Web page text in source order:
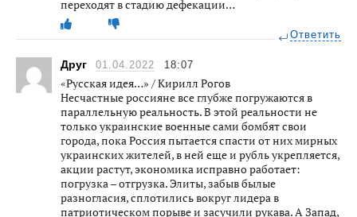
переходят в стадию дефекации…
Ответить
Друг 01.04.2022 18:07
«Русская идея…» / Кирилл Рогов
Несчастные россияне все глубже погружаются в
параллельную реальность. В этой реальности не
только украинские военные сами бомбят свои
города, пока Россия пытается спасти от них мирных
украинских жителей, в ней еще и рубль укрепляется,
акции растут, экономика исправно работает:
погрузка – отгрузка. Элиты, забыв былые
разногласия, сплотились вокруг лидера в
патриотическом порыве и засучили рукава. А Запад,